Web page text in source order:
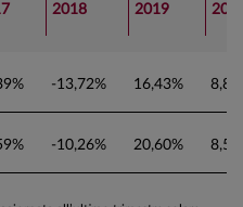
2018 2019
-13,72% 16,43%
-10,26% 20,60%